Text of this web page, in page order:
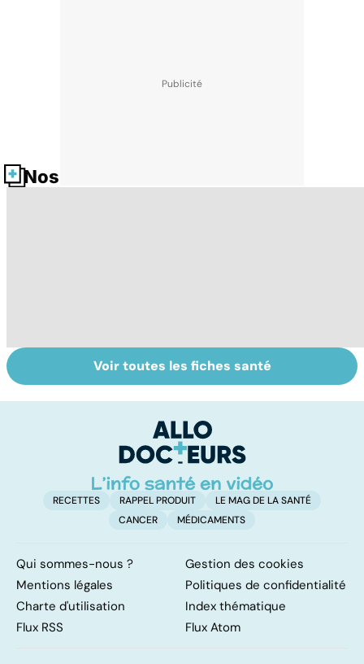
Nos fiches santé
Danse, théâtre,
musique : les arts
Douleur : vers
une meilleure
Voir toutes les fiches santé
RECETTES RAPPEL PRODUIT
LE MAG DE LA SANTÉ
CANCER
MÉDICAMENTS
Qui sommes-nous ?
Gestion des cookies
Mentions légales
Politiques de confidentialité
Charte d'utilisation
Index thématique
Flux RSS
Flux Atom